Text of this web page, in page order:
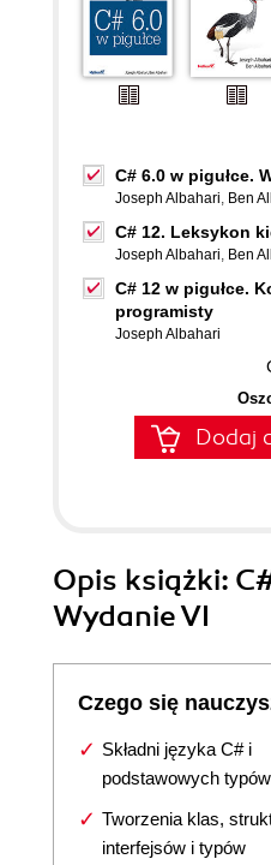
C# 6.0 w pigułce.
Joseph Albahari, Ben
C# 12. Leksykon
Joseph Albahari, Ben
C# 12 w pigułce.
programisty
Joseph Albahari
Dodaj
Opis książki:
Wydanie VI
Czego się
Składni języka C# i
podstawowych
Tworzenia klas,
interfejsów i typów